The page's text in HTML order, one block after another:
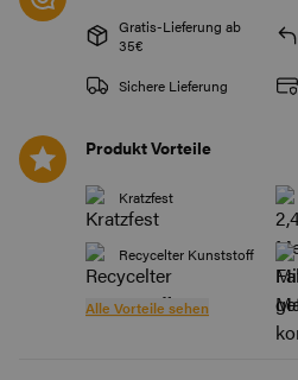
Gratis-Lieferung ab
35€
Sichere Lieferung
Produkt Vorteile
Kratzfest
Recycelter Kunststoff
Alle Vorteile sehen